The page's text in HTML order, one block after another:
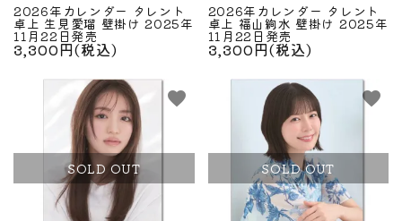
2026年カレンダー タレント
卓上 生見愛瑠 壁掛け 2025年
11月22日発売
3,300円(税込)
2026年カレンダー タレント
卓上 福山絢水 壁掛け 2025年
11月22日発売
3,300円(税込)
SOLD OUT
favorite
SOLD OUT
favorite